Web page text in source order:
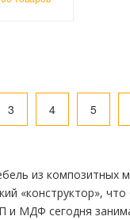
3 4 5
из композитных
«конструктор»,
и МДФ сегодня